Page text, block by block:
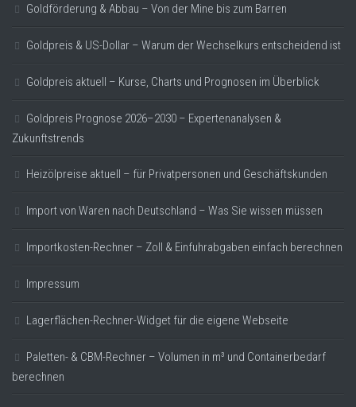
Goldförderung & Abbau – Von der Mine bis zum Barren
Goldpreis & US-Dollar – Warum der Wechselkurs entscheidend ist
Goldpreis aktuell – Kurse, Charts und Prognosen im Überblick
Goldpreis Prognose 2026–2030 – Expertenanalysen &
Zukunftstrends
Heizölpreise aktuell – für Privatpersonen und Geschäftskunden
Import von Waren nach Deutschland – Was Sie wissen müssen
Importkosten-Rechner – Zoll & Einfuhrabgaben einfach berechnen
Impressum
Lagerflächen-Rechner-Widget für die eigene Webseite
Paletten- & CBM-Rechner – Volumen in m³ und Containerbedarf
berechnen